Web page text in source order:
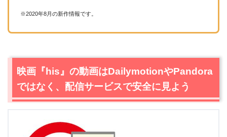
※2020年8月の新作情報です。
映画『his』の動画はDailymotionやPandora
ではなく、配信サービスで安全に見よう